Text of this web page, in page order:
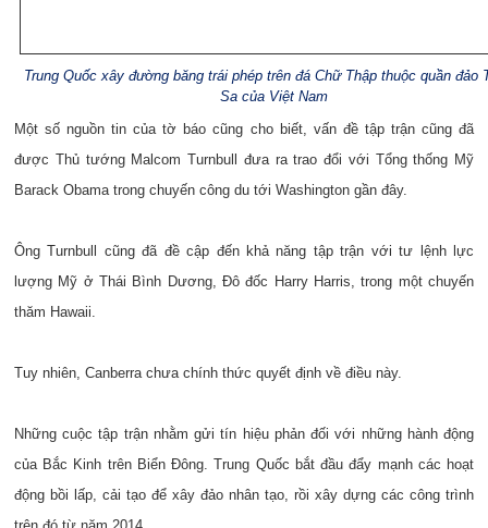
Trung Quốc xây đường băng trái phép trên đá Chữ Thập thuộc quần đảo
Sa của Việt Nam
Một số nguồn tin của tờ báo cũng cho biết, vấn đề tập trận cũng đã
được Thủ tướng Malcom Turnbull đưa ra trao đổi với Tổng thống Mỹ
Barack Obama trong chuyến công du tới Washington gần đây.
Ông Turnbull cũng đã đề cập đến khả năng tập trận với tư lệnh lực
lượng Mỹ ở Thái Bình Dương, Đô đốc Harry Harris, trong một chuyến
thăm Hawaii.
Tuy nhiên, Canberra chưa chính thức quyết định về điều này.
Những cuộc tập trận nhằm gửi tín hiệu phản đối với những hành động
của Bắc Kinh trên Biển Đông. Trung Quốc bắt đầu đẩy mạnh các hoạt
động bồi lấp, cải tạo để xây đảo nhân tạo, rồi xây dựng các công trình